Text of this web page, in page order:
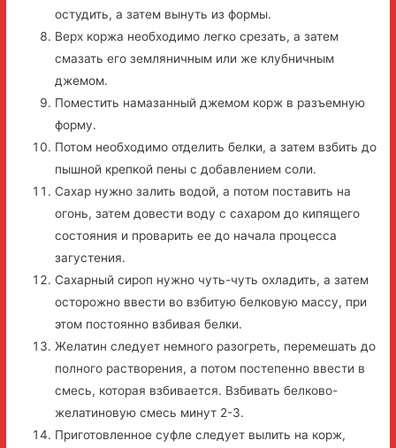
остудить, а затем вынуть из формы.
Верх коржа необходимо легко срезать, а затем
смазать его земляничным или же клубничным
джемом.
Поместить намазанный джемом корж в разъемную
форму.
Потом необходимо отделить белки, а затем взбить до
пышной крепкой пены с добавлением соли.
Сахар нужно залить водой, а потом поставить на
огонь, затем довести воду с сахаром до кипящего
состояния и проварить ее до начала процесса
загустения.
Сахарный сироп нужно чуть-чуть охладить, а затем
осторожно ввести во взбитую белковую массу, при
этом постоянно взбивая белки.
Желатин следует немного разогреть, перемешать до
полного растворения, а потом постепенно ввести в
смесь, которая взбивается. Взбивать белково-
желатиновую смесь минут 2-3.
Приготовленное суфле следует вылить на корж,